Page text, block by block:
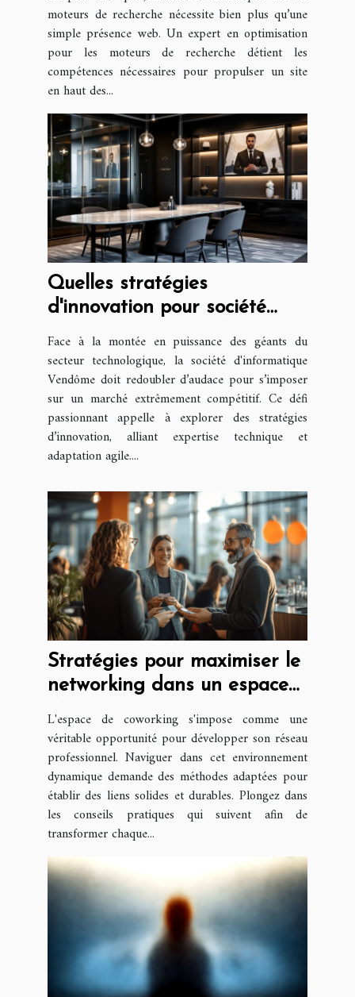
en ligne ?
moteurs de recherche nécessite bien plus qu’une
simple présence web. Un expert en optimisation
pour les moteurs de recherche détient les
compétences nécessaires pour propulser un site
en haut des...
Quelles stratégies
d'innovation pour société
d'informatique Vendôme face
aux géants du tech ?
Face à la montée en puissance des géants du
secteur technologique, la société d'informatique
Vendôme doit redoubler d’audace pour s’imposer
sur un marché extrêmement compétitif. Ce défi
passionnant appelle à explorer des stratégies
d’innovation, alliant expertise technique et
adaptation agile....
Stratégies pour maximiser le
networking dans un espace
de coworking
L'espace de coworking s'impose comme une
véritable opportunité pour développer son réseau
professionnel. Naviguer dans cet environnement
dynamique demande des méthodes adaptées pour
établir des liens solides et durables. Plongez dans
les conseils pratiques qui suivent afin de
transformer chaque...